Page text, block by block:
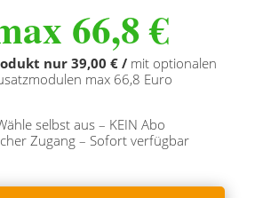
66,8€
nur 39,00 € / mit optionalen
max 66,8 Euro
selbst aus – KEIN Abo
Zugang – Sofort verfügbar